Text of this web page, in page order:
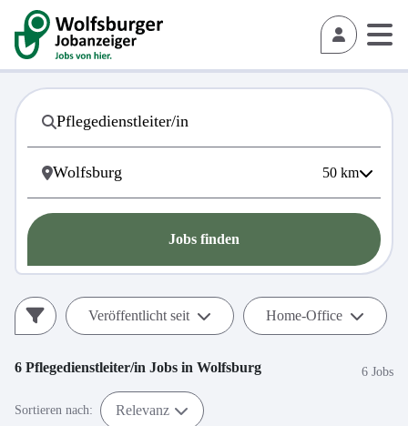
50 km
Jobs finden
Veröffentlicht seit Home-Office
6 Pflegedienstleiter/in Jobs in Wolfsburg 6 Jobs
Sortieren nach: Relevanz